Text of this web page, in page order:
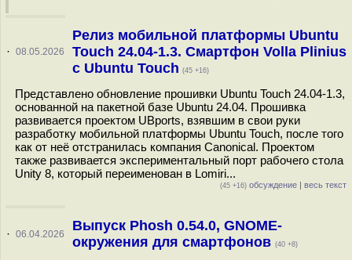
· 08.05.2026
Релиз мобильной платформы Ubuntu
Touch 24.04-1.3. Смартфон Volla Plinius
с Ubuntu Touch (45 +16)
Представлено обновление прошивки Ubuntu Touch 24.04-1.3,
основанной на пакетной базе Ubuntu 24.04. Прошивка
развивается проектом UBports, взявшим в свои руки
разработку мобильной платформы Ubuntu Touch, после того
как от неё отстранилась компания Canonical. Проектом
также развивается экспериментальный порт рабочего стола
Unity 8, который переименован в Lomiri...
(45 +16) обсуждение | весь текст
· 06.04.2026
Выпуск Phosh 0.54.0, GNOME-
окружения для смартфонов (40 +8)